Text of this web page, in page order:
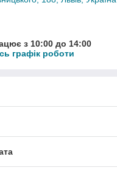
з 10:00 до 14:00
графік роботи